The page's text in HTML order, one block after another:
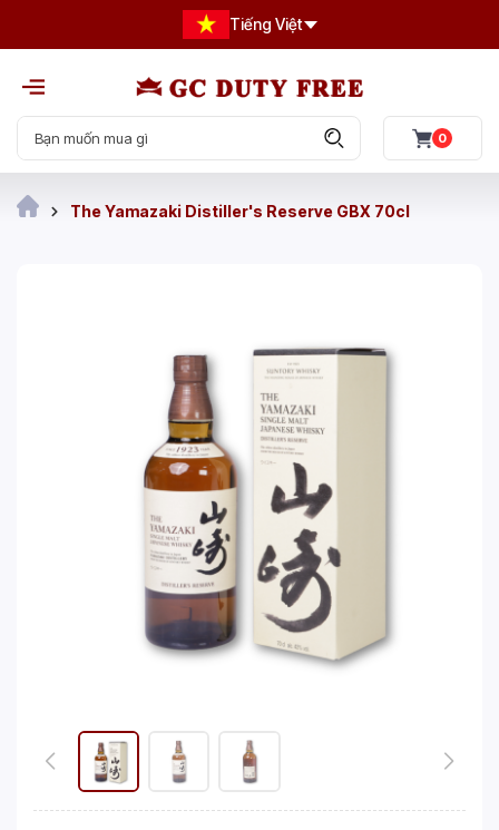
Tiếng Việt
0
The Yamazaki Distiller's Reserve GBX 70cl